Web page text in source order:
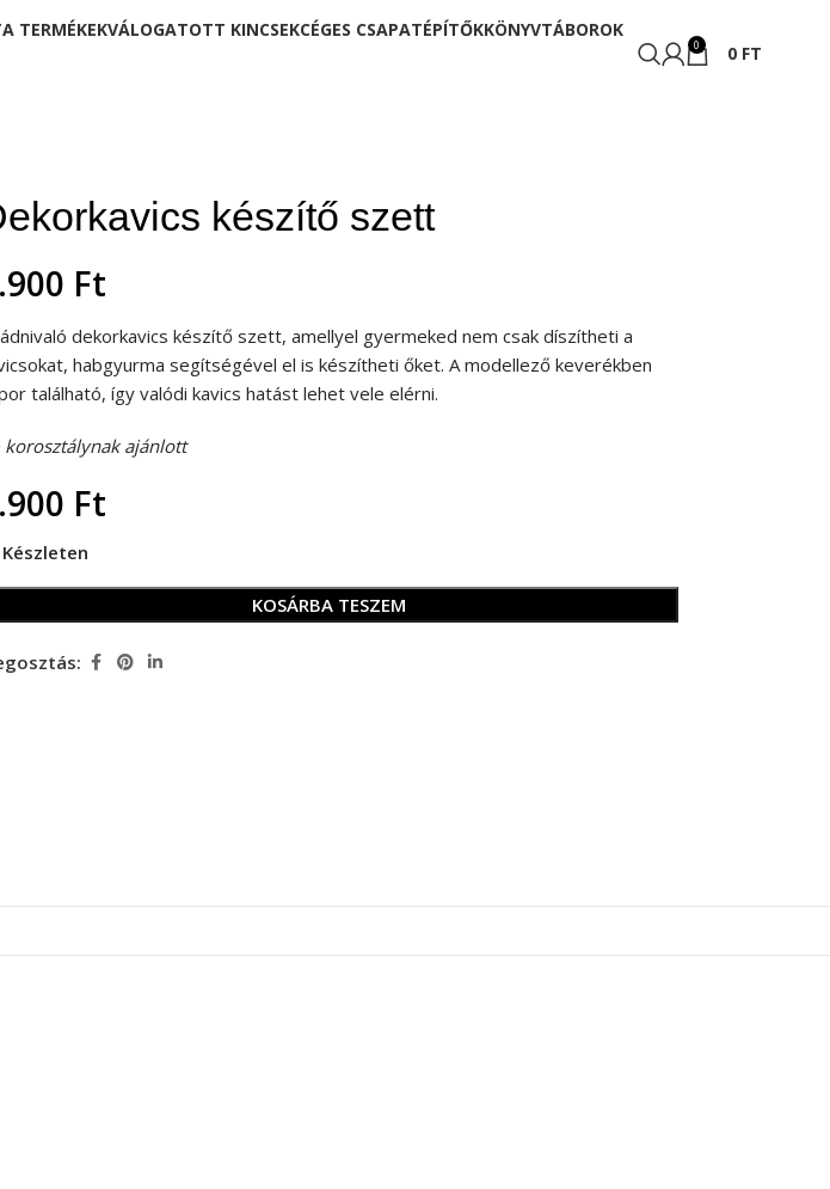
TERMÉKEKVÁLOGATOTT KINCSEKCÉGES CSAPATÉPÍTŐKKÖNYVTÁBOROK
0 0 FT
készítő szett
Ft
dekorkavics készítő szett, amellyel gyermeked nem csak díszítheti a
habgyurma segítségével el is készítheti őket. A modellező keverékben
található, így valódi kavics hatást lehet vele elérni.
korosztálynak ajánlott
Ft
Készleten
KOSÁRBA TESZEM